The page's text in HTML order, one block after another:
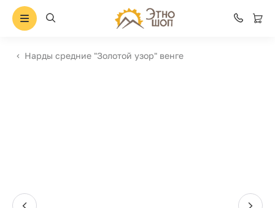
Нарды средние "Золотой узор" венге